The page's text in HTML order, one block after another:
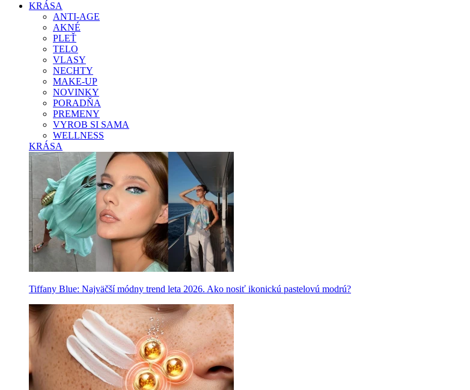
KRÁSA
ANTI-AGE
AKNÉ
PLEŤ
TELO
VLASY
NECHTY
MAKE-UP
NOVINKY
PORADŇA
PREMENY
VYROB SI SAMA
WELLNESS
KRÁSA
Tiffany Blue: Najväčší módny trend leta 2026. Ako nosiť ikonickú pastelovú modrú?